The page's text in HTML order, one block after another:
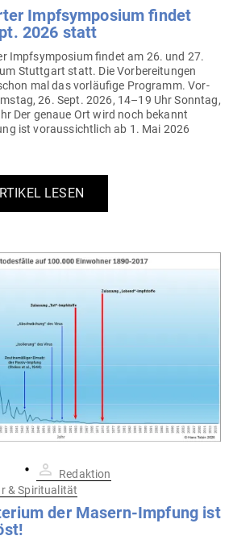
Impf­sym­posium findet
2026 statt
Impf­sym­posium findet am 26. und 27.
Stuttgart statt. Die Vor­be­rei­tungen
mal das vor­läufige Pro­gramm. Vor­
26. Sept. 2026, 14–19 Uhr Sonntag,
Der genaue Ort wird noch bekannt
ist vor­aus­sichtlich ab 1. Mai 2026
LESEN
Redaktion
& Spiritualität
der Masern-Impfung ist